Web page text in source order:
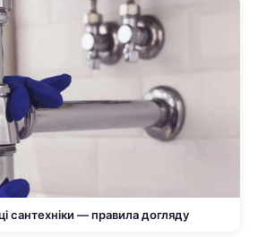
сантехніки — правила догляду